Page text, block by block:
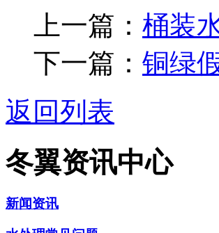
上一篇： 桶装
下一篇： 铜绿
返回列表
冬翼资讯中心
新闻资讯